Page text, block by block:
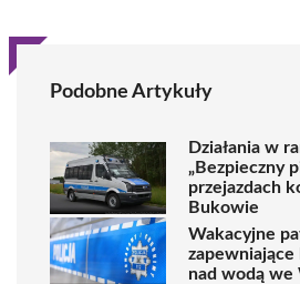
Podobne Artykuły
Działania w
„Bezpieczny
przejazdach
Bukowie
Wakacyjne
nad wodą we